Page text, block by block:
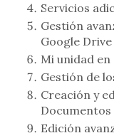
Servicios
Gestión
Google Drive
Mi unidad
Gestión de
Creación y
Documentos
Edición